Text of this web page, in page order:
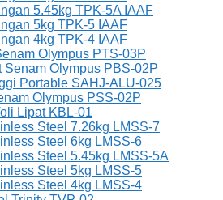
5.45kg TPK-5A IAAF
5kg TPK-5 IAAF
4kg TPK-4 IAAF
Olympus PTS-03P
Senam Olympus PBS-02P
Portable SAHJ-ALU-025
Olympus PSS-02P
Lipat KBL-01
Steel 7.26kg LMSS-7
Steel 6kg LMSS-6
Steel 5.45kg LMSS-5A
Steel 5kg LMSS-5
Steel 4kg LMSS-4